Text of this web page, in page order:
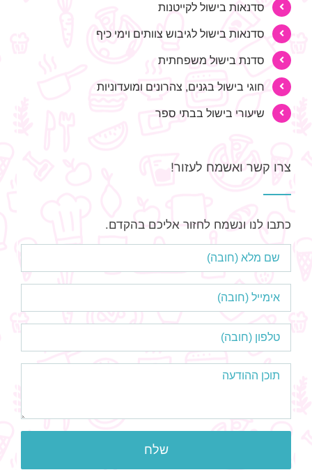
סדנאות בישול לקייטנות
סדנאות בישול לגיבוש צוותים וימי כיף
סדנת בישול משפחתית
חוגי בישול בגנים, צהרונים ומועדוניות
שיעורי בישול בבתי ספר
צרו קשר ואשמח לעזור!
כתבו לנו ונשמח לחזור אליכם בהקדם.